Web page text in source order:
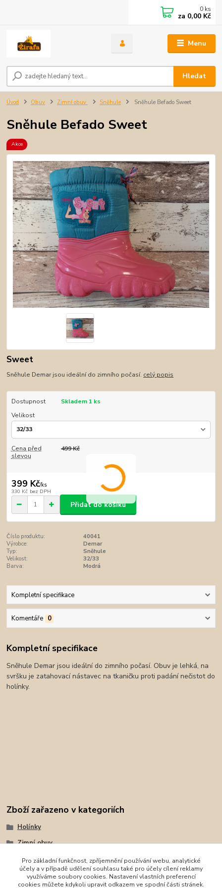
Menu
Hledat
0 ks
za 0,00 Kč
Úvod Obuv Zimní obuv Sněhule Sněhule Befado Sweet
Sněhule Befado Sweet
Akce
Sweet
Sněhule Demar jsou ideální do zimního počasí. celý popis
Dostupnost
Skladem 1 ks
Velikost
Cena před
slevou
499 Kč
399 Kč/ks
330 Kč bez DPH
Přidat do košíku
Číslo produktu:
40041
Výrobce:
Demar
Typ:
Sněhule
Velikost:
32/33
Barva:
Modrá
Kompletní specifikace
Komentáře 0
Kompletní specifikace
Sněhule Demar jsou ideální do zimního počasí. Obuv je lehká, na
svršku je zatahovací nástavec na tkaničku proti padání nečistot do
holínky.
Zboží zařazeno v kategoriích
Holínky
Zimní obuv
Demar
Sněhule
Pro základní funkčnost, zpříjemnění používání webu, analytické
účely a v případě udělení souhlasu také pro účely cílení reklamy
využíváme soubory cookies. Nastavení vlastních preferencí
cookies můžete kdykoli upravit odkazem ve spodní části stránek.